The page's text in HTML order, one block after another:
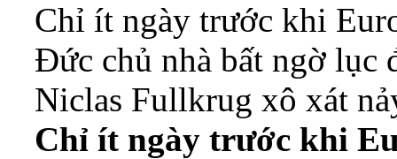
Chỉ ít ngày trước khi
Đức chủ nhà bất ngờ lục
Niclas Fullkrug xô xát
Chỉ ít ngày trước khi